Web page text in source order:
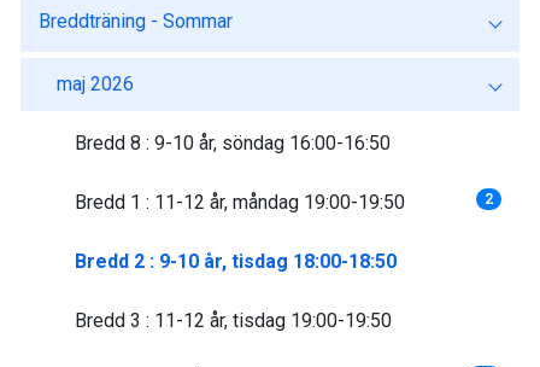
Breddträning - Sommar
maj 2026
Bredd 8 : 9-10 år, söndag 16:00-16:50
Bredd 1 : 11-12 år, måndag 19:00-19:50 2
Bredd 2 : 9-10 år, tisdag 18:00-18:50
Bredd 3 : 11-12 år, tisdag 19:00-19:50